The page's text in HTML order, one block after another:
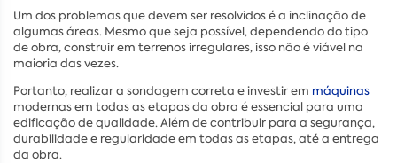
Um dos problemas que devem ser resolvidos é a inclinação de
algumas áreas. Mesmo que seja possível, dependendo do tipo
de obra, construir em terrenos irregulares, isso não é viável na
maioria das vezes.
Portanto, realizar a sondagem correta e investir em máquinas
modernas em todas as etapas da obra é essencial para uma
edificação de qualidade. Além de contribuir para a segurança,
durabilidade e regularidade em todas as etapas, até a entrega
da obra.